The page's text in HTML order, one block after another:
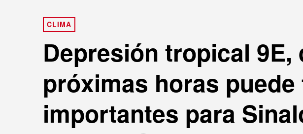
CLIMA
Depresión tropical 9E,
próximas horas
importantes para